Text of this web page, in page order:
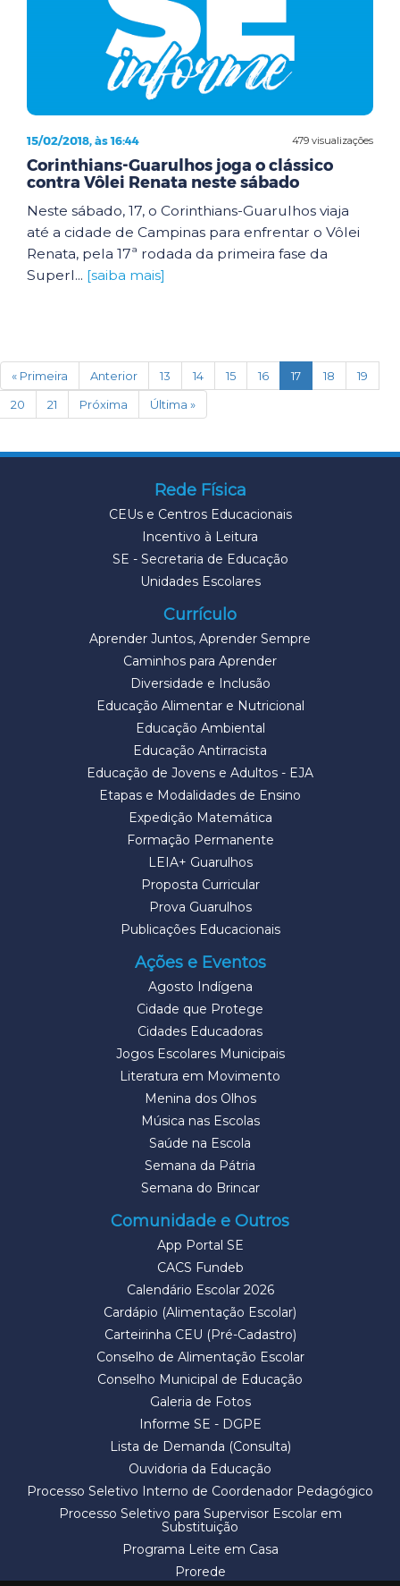
479 visualizações
15/02/2018, às 16:44
Corinthians-Guarulhos joga o clássico
contra Vôlei Renata neste sábado
Neste sábado, 17, o Corinthians-Guarulhos viaja
até a cidade de Campinas para enfrentar o Vôlei
Renata, pela 17ª rodada da primeira fase da
Superl... [saiba mais]
« Primeira Anterior 13 14 15 16 17(current)
18
19
20
21 Próxima Última »
Rede Física
CEUs e Centros Educacionais
Incentivo à Leitura
SE - Secretaria de Educação
Unidades Escolares
Currículo
Aprender Juntos, Aprender Sempre
Caminhos para Aprender
Diversidade e Inclusão
Educação Alimentar e Nutricional
Educação Ambiental
Educação Antirracista
Educação de Jovens e Adultos - EJA
Etapas e Modalidades de Ensino
Expedição Matemática
Formação Permanente
LEIA+ Guarulhos
Proposta Curricular
Prova Guarulhos
Publicações Educacionais
Ações e Eventos
Agosto Indígena
Cidade que Protege
Cidades Educadoras
Jogos Escolares Municipais
Literatura em Movimento
Menina dos Olhos
Música nas Escolas
Saúde na Escola
Semana da Pátria
Semana do Brincar
Comunidade e Outros
App Portal SE
CACS Fundeb
Calendário Escolar 2026
Cardápio (Alimentação Escolar)
Carteirinha CEU (Pré-Cadastro)
Conselho de Alimentação Escolar
Conselho Municipal de Educação
Galeria de Fotos
Informe SE - DGPE
Lista de Demanda (Consulta)
Ouvidoria da Educação
Processo Seletivo Interno de Coordenador Pedagógico
Processo Seletivo para Supervisor Escolar em
Substituição
Programa Leite em Casa
Prorede